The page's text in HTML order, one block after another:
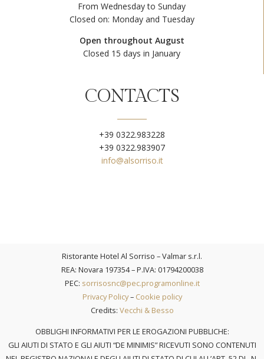
From Wednesday to Sunday
Closed on: Monday and Tuesday
Open throughout August
Closed 15 days in January
CONTACTS
+39 0322.983228
+39 0322.983907
info@alsorriso.it
Ristorante Hotel Al Sorriso – Valmar s.r.l.​
REA: Novara 197354 – P.IVA: 01794200038
PEC: sorrisosnc@pec.programonline.it
Privacy Policy– Cookie policy
Credits: Vecchi & Besso
OBBLIGHI INFORMATIVI PER LE EROGAZIONI PUBBLICHE:
GLI AIUTI DI STATO E GLI AIUTI “DE MINIMIS” RICEVUTI SONO CONTENUTI